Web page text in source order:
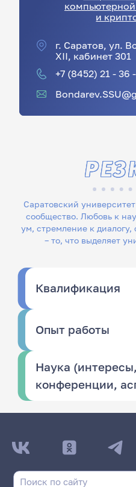
и
г. Саратов, ул.
XII, кабинет 301
+7 (8452) 21 - 36
Саратовский
сообщество. Любовь к
ум, стремление к диалогу, системность и трудолюбие
– то, что выделяет
Квалификация
Опыт работы
Наука (интересы,
конференции,